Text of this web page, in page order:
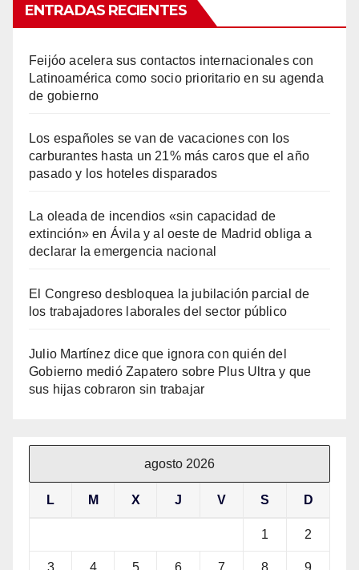
ENTRADAS RECIENTES
Feijóo acelera sus contactos internacionales con
Latinoamérica como socio prioritario en su agenda
de gobierno
Los españoles se van de vacaciones con los
carburantes hasta un 21% más caros que el año
pasado y los hoteles disparados
La oleada de incendios «sin capacidad de
extinción» en Ávila y al oeste de Madrid obliga a
declarar la emergencia nacional
El Congreso desbloquea la jubilación parcial de
los trabajadores laborales del sector público
Julio Martínez dice que ignora con quién del
Gobierno medió Zapatero sobre Plus Ultra y que
sus hijas cobraron sin trabajar
agosto 2026
L M X J V S D
1 2